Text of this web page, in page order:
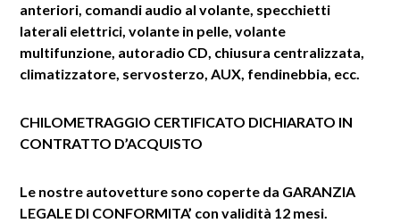
anteriori, comandi audio al volante, specchietti
laterali elettrici, volante in pelle, volante
multifunzione, autoradio CD, chiusura centralizzata,
climatizzatore, servosterzo, AUX, fendinebbia, ecc.
CHILOMETRAGGIO CERTIFICATO DICHIARATO IN
CONTRATTO D’ACQUISTO
Le nostre autovetture sono coperte da GARANZIA
LEGALE DI CONFORMITA’ con validità 12 mesi.